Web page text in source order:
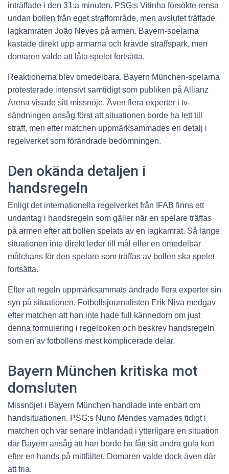
inträffade i den 31:a minuten. PSG:s Vitinha försökte rensa
undan bollen från eget straffområde, men avslutet träffade
lagkamraten João Neves på armen. Bayern-spelarna
kastade direkt upp armarna och krävde straffspark, men
domaren valde att låta spelet fortsätta.
Reaktionerna blev omedelbara. Bayern München-spelarna
protesterade intensivt samtidigt som publiken på Allianz
Arena visade sitt missnöje. Även flera experter i tv-
sändningen ansåg först att situationen borde ha lett till
straff, men efter matchen uppmärksammades en detalj i
regelverket som förändrade bedömningen.
Den okända detaljen i
handsregeln
Enligt det internationella regelverket från IFAB finns ett
undantag i handsregeln som gäller när en spelare träffas
på armen efter att bollen spelats av en lagkamrat. Så länge
situationen inte direkt leder till mål eller en omedelbar
målchans för den spelare som träffas av bollen ska spelet
fortsätta.
Efter att regeln uppmärksammats ändrade flera experter sin
syn på situationen. Fotbollsjournalisten Erik Niva medgav
efter matchen att han inte hade full kännedom om just
denna formulering i regelboken och beskrev handsregeln
som en av fotbollens mest komplicerade delar.
Bayern München kritiska mot
domsluten
Missnöjet i Bayern München handlade inte enbart om
handsituationen. PSG:s Nuno Mendes varnades tidigt i
matchen och var senare inblandad i ytterligare en situation
där Bayern ansåg att han borde ha fått sitt andra gula kort
efter en hands på mittfältet. Domaren valde dock även där
att fria.